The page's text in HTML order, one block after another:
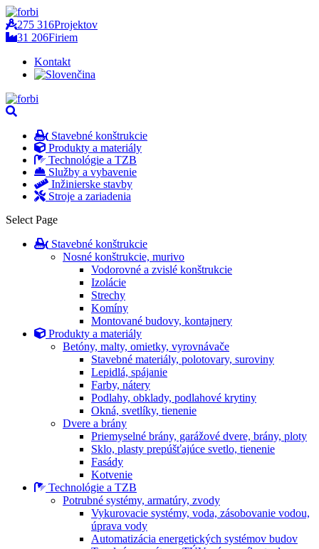
275 316Projektov
31 206Firiem
Kontakt
Stavebné konštrukcie
Produkty a materiály
Technológie a TZB
Služby a vybavenie
Inžinierske stavby
Stroje a zariadenia
Select Page
Stavebné konštrukcie
Nosné konštrukcie, murivo
Vodorovné a zvislé konštrukcie
Izolácie
Strechy
Komíny
Montované budovy, kontajnery
Produkty a materiály
Betóny, malty, omietky, vyrovnávače
Stavebné materiály, polotovary, suroviny
Lepidlá, spájanie
Farby, nátery
Podlahy, obklady, podlahové krytiny
Okná, svetlíky, tienenie
Dvere a brány
Priemyselné brány, garážové dvere, brány, ploty
Sklo, plasty prepúšťajúce svetlo, tienenie
Fasády
Kotvenie
Technológie a TZB
Potrubné systémy, armatúry, zvody
Vykurovacie systémy, voda, zásobovanie vodou,
úprava vody
Automatizácia energetických systémov budov